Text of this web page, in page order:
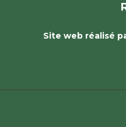
Site web réalisé